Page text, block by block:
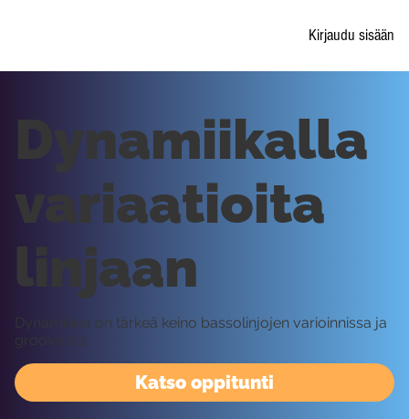
Kirjaudu sisään
Katso oppitunti
Dynamiikalla
variaatioita
linjaan
Dynamiikka on tärkeä keino bassolinjojen varioinnissa ja
groovessa.